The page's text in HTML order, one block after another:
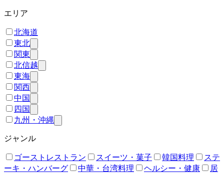
エリア
北海道
東北
関東
北信越
東海
関西
中国
四国
九州・沖縄
ジャンル
ゴーストレストラン スイーツ・菓子 韓国料理
ステ
ーキ・ハンバーグ
中華・台湾料理 ヘルシー・健康
居